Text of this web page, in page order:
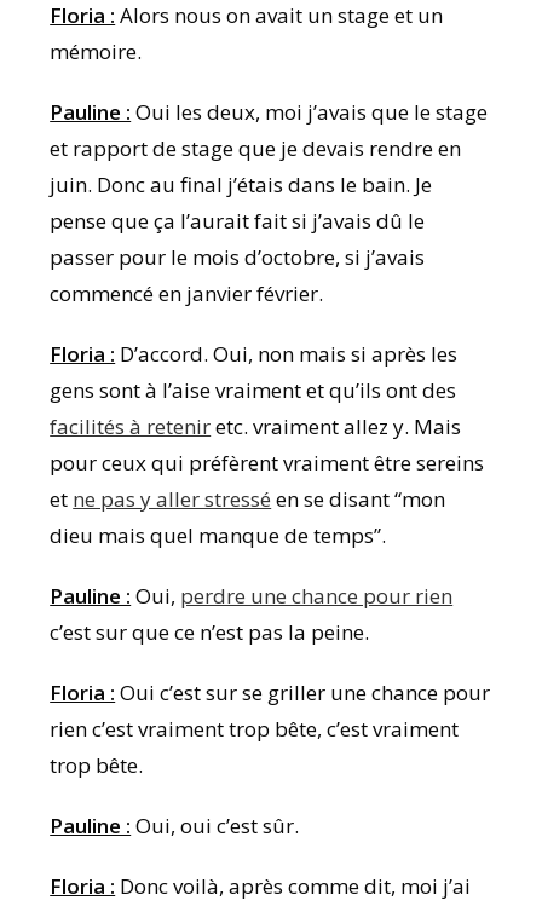
Floria : Alors nous on avait un stage et un
mémoire.
Pauline : Oui les deux, moi j’avais que le stage
et rapport de stage que je devais rendre en
juin. Donc au final j’étais dans le bain. Je
pense que ça l’aurait fait si j’avais dû le
passer pour le mois d’octobre, si j’avais
commencé en janvier février.
Floria : D’accord. Oui, non mais si après les
gens sont à l’aise vraiment et qu’ils ont des
facilités à reteniretc. vraiment allez y. Mais
pour ceux qui préfèrent vraiment être sereins
et ne pas y aller stressé en se disant “mon
dieu mais quel manque de temps”.
Pauline : Oui, perdre une chance pour rien
c’est sur que ce n’est pas la peine.
Floria : Oui c’est sur se griller une chance pour
rien c’est vraiment trop bête, c’est vraiment
trop bête.
Pauline : Oui, oui c’est sûr.
Floria : Donc voilà, après comme dit, moi j’ai